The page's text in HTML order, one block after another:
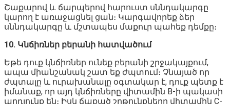
Շաքարով և ճարպերով հարուստ սննդակարգը
կարող է առաջացնել ցան։ Կարգավորեք ձեր
սննդակարգը և մշտապես մաքուր պահեք դեմքը։
10. Կնճիռներ բերանի հատվածում
Եթե դուք կնճիռներ ունեք բերանի շրջակայքում,
ապա միանշանակ շատ եք ժպտում։ Չնայած որ
ժպտալը և ուրախանալը օգտակար է, դուք պետք է
իմանաք, որ այդ կնճիռները վիտամին B-ի պակասի
արդյունք են։ Իսկ ճաքած շրթունքները վիտամին C-